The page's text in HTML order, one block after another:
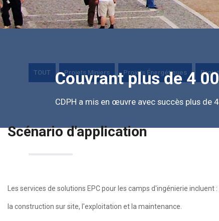
Couvrant plus de 4
CDPH a mis en œuvre avec succès plus de
TOUT Projets Miniers Projets Énergétiques
Scénario d'application
Les services de solutions EPC pour les camps d'ingénierie
la construction sur site, l'exploitation et la maintenance.